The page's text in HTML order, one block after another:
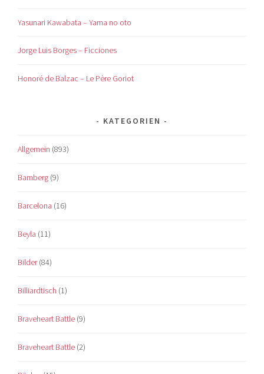
Yasunari Kawabata – Yama no oto
Jorge Luis Borges – Ficciones
Honoré de Balzac – Le Père Goriot
KATEGORIEN
Allgemein (893)
Bamberg (9)
Barcelona (16)
Beyla (11)
Bilder(84)
Billiardtisch (1)
Braveheart Battle (9)
Braveheart Battle (2)